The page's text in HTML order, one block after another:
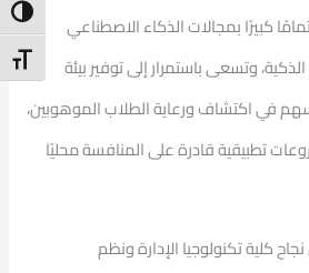
كبيرًا بمجالات الذكاء الاصطناعي
وتسعى باستمرار إلى توفير بيئة
في اكتشاف ورعاية الطلاب الموهوبين،
تطبيقية قادرة على المنافسة محليًا
كلية تكنولوجيا الإدارة ونظم